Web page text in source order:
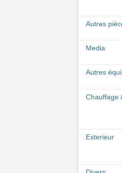
Autres
Media
Autres
Chauffage
Exterieur